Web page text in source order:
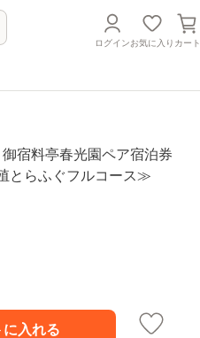
ログインお気に入り カート
宿料亭春光園ペア宿泊券
とらふぐフルコース≫